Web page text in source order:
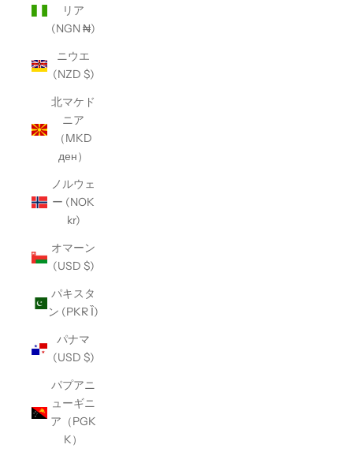
リア
(NGN ₦)
ニウエ
(NZD $)
北マケド
ニア
（MKD
ден）
ノルウェ
ー (NOK
kr)
オマーン
(USD $)
パキスタ
ン (PKR Ȉ)
パナマ
(USD $)
パプアニ
ューギニ
ア（PGK
K）